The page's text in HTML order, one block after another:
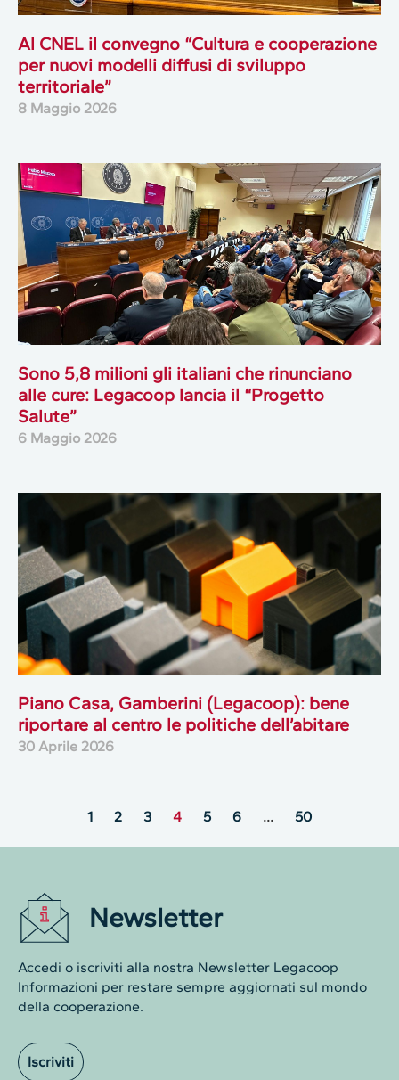
Al CNEL il convegno “Cultura e cooperazione
per nuovi modelli diffusi di sviluppo
territoriale”
8 Maggio 2026
Sono 5,8 milioni gli italiani che rinunciano
alle cure: Legacoop lancia il “Progetto
Salute”
6 Maggio 2026
Piano Casa, Gamberini (Legacoop): bene
riportare al centro le politiche dell’abitare
30 Aprile 2026
1 2 3 4 5 6 … 50
Newsletter
Accedi o iscriviti alla nostra Newsletter Legacoop
Informazioni per restare sempre aggiornati sul mondo
della cooperazione.
Iscriviti